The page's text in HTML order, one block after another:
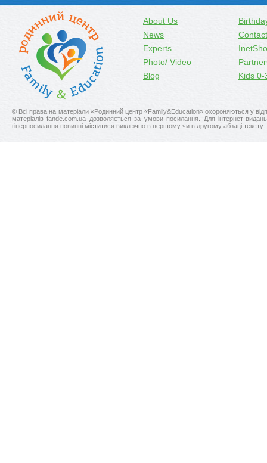
About Us
News
Experts
Photo/ Video
Blog
Kids 0-
© Всі права на матеріали «Родинний центр «Family&Education» охороняються у
матерiалiв fande.com.ua дозволяється за умови посилання. Для iнтернет-
гіперпосилання повинні міститися виключно в першому чи в другому абзаці тексту.